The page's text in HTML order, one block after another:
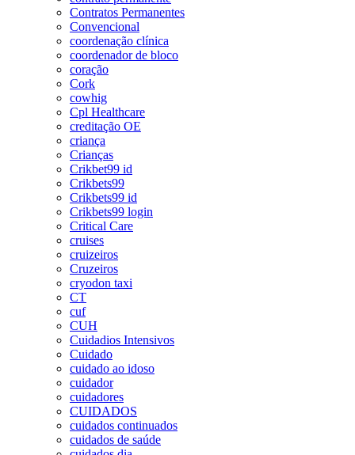
Contratos Permanentes
Convencional
coordenação clínica
coordenador de bloco
coração
Cork
cowhig
Cpl Healthcare
creditação OE
criança
Crianças
Crikbet99 id
Crikbets99
Crikbets99 id
Crikbets99 login
Critical Care
cruises
cruizeiros
Cruzeiros
cryodon taxi
CT
cuf
CUH
Cuidadios Intensivos
Cuidado
cuidado ao idoso
cuidador
cuidadores
CUIDADOS
cuidados continuados
cuidados de saúde